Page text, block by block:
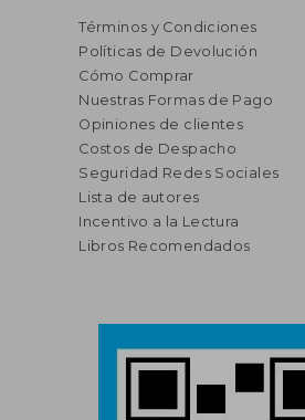
Términos y Condiciones
Políticas de Devolución
Cómo Comprar
Nuestras Formas de Pago
Opiniones de clientes
Costos de Despacho
Seguridad Redes Sociales
Lista de autores
Incentivo a la Lectura
Libros Recomendados